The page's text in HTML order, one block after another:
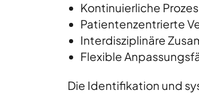
Kontinuierliche
Patientenzentrierte
Interdisziplinäre
Flexible
Die Identifikation und